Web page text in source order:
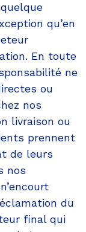
qu’en
En toute
ne
ou
nos
livraison ou
prennent
de leurs
nos
du
final qui